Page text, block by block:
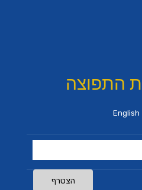
התפוצה
English
הצטרף